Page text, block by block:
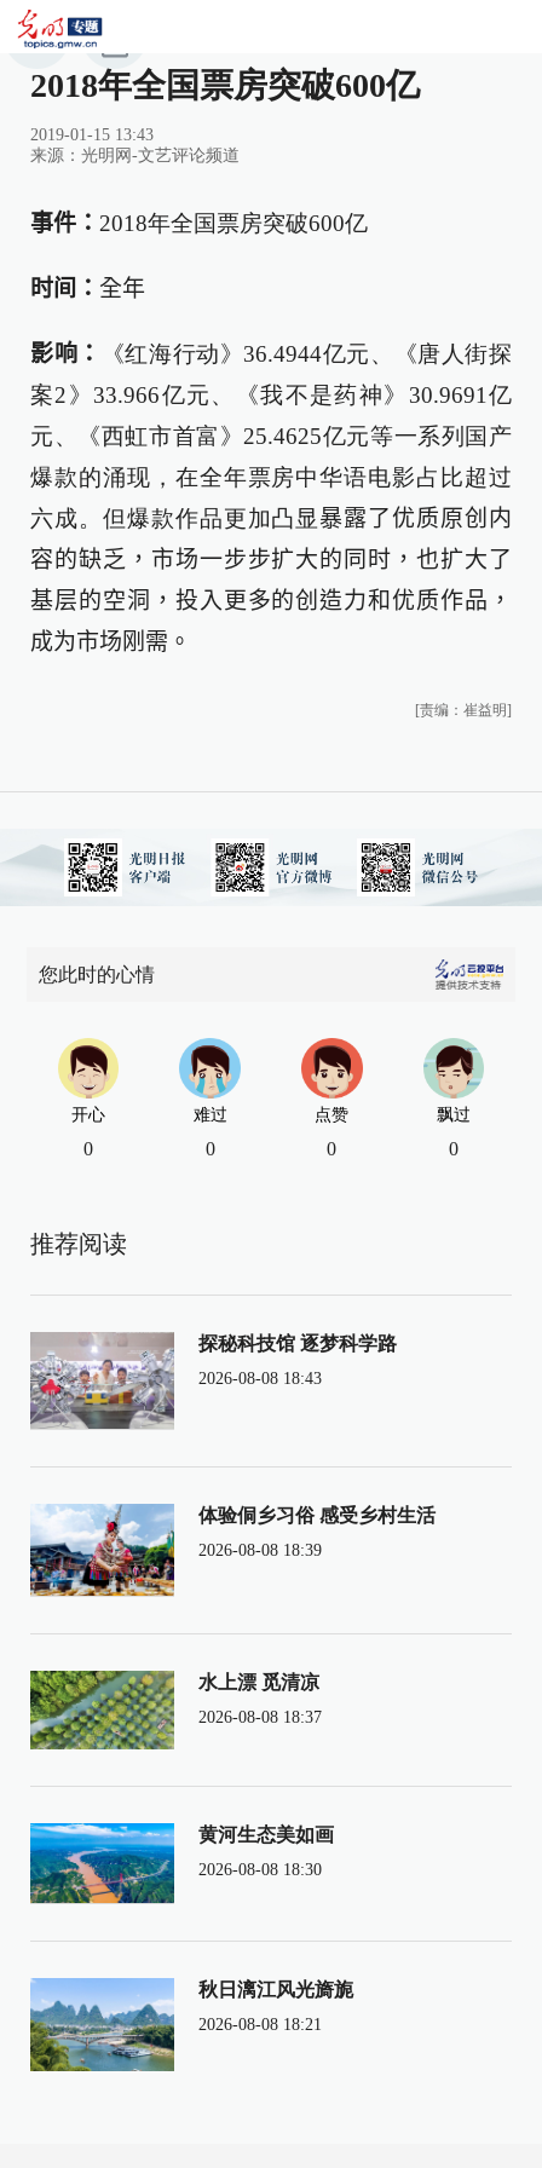
2018年全国票房突破600亿
2019-01-15 13:43
来源： 光明网-文艺评论频道
事件： 2018年全国票房突破600亿
时间： 全年
影响：
《红海行动》36.4944亿元、《唐人街探
案2》33.966亿元、《我不是药神》30.9691亿
元、《西虹市首富》25.4625亿元等一系列国产
爆款的涌现，在全年票房中华语电影占比超过
六成。但爆款作品更加凸显暴露了优质原创内
容的缺乏，市场一步步扩大的同时，也扩大了
基层的空洞，投入更多的创造力和优质作品，
成为市场刚需。
[责编：崔益明]
您此时的心情
开心
0
难过
0
点赞
0
飘过
0
推荐阅读
探秘科技馆 逐梦科学路
2026-08-08 18:43
体验侗乡习俗 感受乡村生活
2026-08-08 18:39
水上漂 觅清凉
2026-08-08 18:37
黄河生态美如画
2026-08-08 18:30
秋日漓江风光旖旎
2026-08-08 18:21